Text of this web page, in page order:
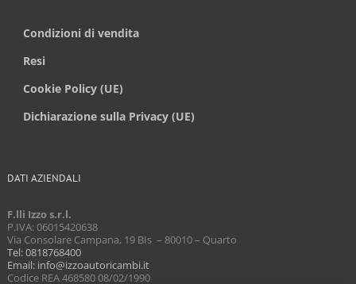
Condizioni di vendita
Resi
Cookie Policy (UE)
Dichiarazione sulla Privacy (UE)
DATI AZIENDALI
F.lli Izzo s.r.l.
P.IVA: 06015420638
Via Consolare Campana, 19 BIs – 80010 – Quarto
Tel: 0818768400
Email: info@izzoautoricambi.it
Codice REA 468580 08/02/1990